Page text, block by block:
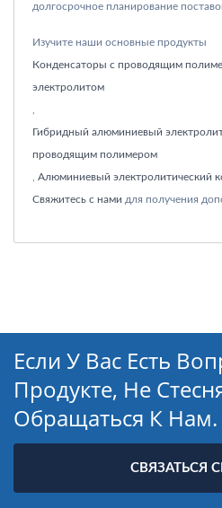
долгосрочное планирование
Изучите наши основные продукты
Конденсаторы с проводящим
электролитом
,
Гибридный алюминиевый
проводящим полимером
, Алюминиевый электролитический
Свяжитесь с нами для получения
Если У Вас Есть
Продукте, Не
Обращаться К Нам.
СВЯЗАТЬСЯ